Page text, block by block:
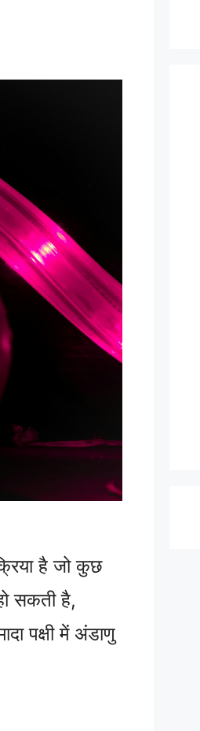
है जो कुछ
सकती है,
पक्षी में अंडाणु